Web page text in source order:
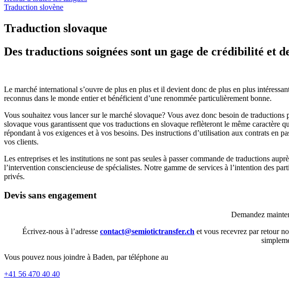
Traduction slovène
Traduction slovaque
Des traductions soignées sont un gage de crédibilité et
Le marché international s’ouvre de plus en plus et il devient donc de plus en plus
reconnus dans le monde entier et bénéficient d’une renommée particulièrement bonne.
Vous souhaitez vous lancer sur le marché slovaque? Vous avez donc besoin de
slovaque vous garantissent que vos traductions en slovaque reflèteront le même
répondant à vos exigences et à vos besoins. Des instructions d’utilisation aux contrats en
vos clients.
Les entreprises et les institutions ne sont pas seules à passer commande de traductions
l’intervention consciencieuse de spécialistes. Notre gamme de services à l’intention des
privés.
Devis sans engagement
Demandez
Écrivez-nous à l’adresse contact@semiotictransfer.ch et vous recevrez par retour
Vous pouvez nous joindre à Baden, par téléphone au
+41 56 470 40 40